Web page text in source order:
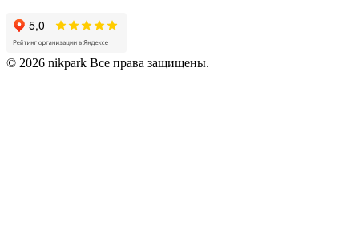
© 2026 nikpark Все права защищены.